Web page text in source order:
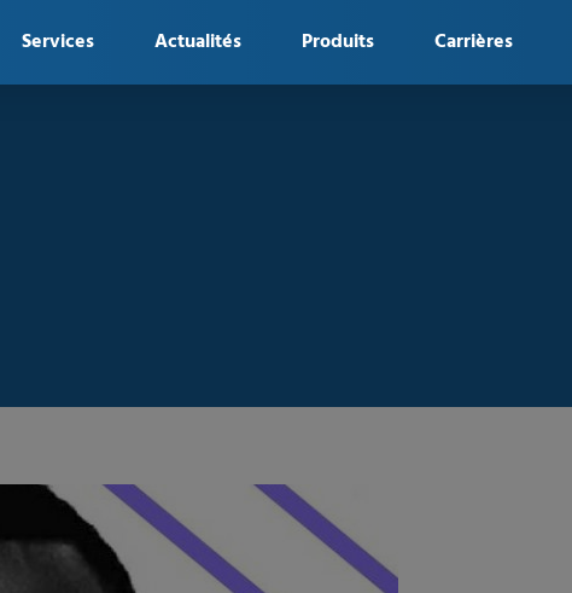
Services Actualités Produits Carrières